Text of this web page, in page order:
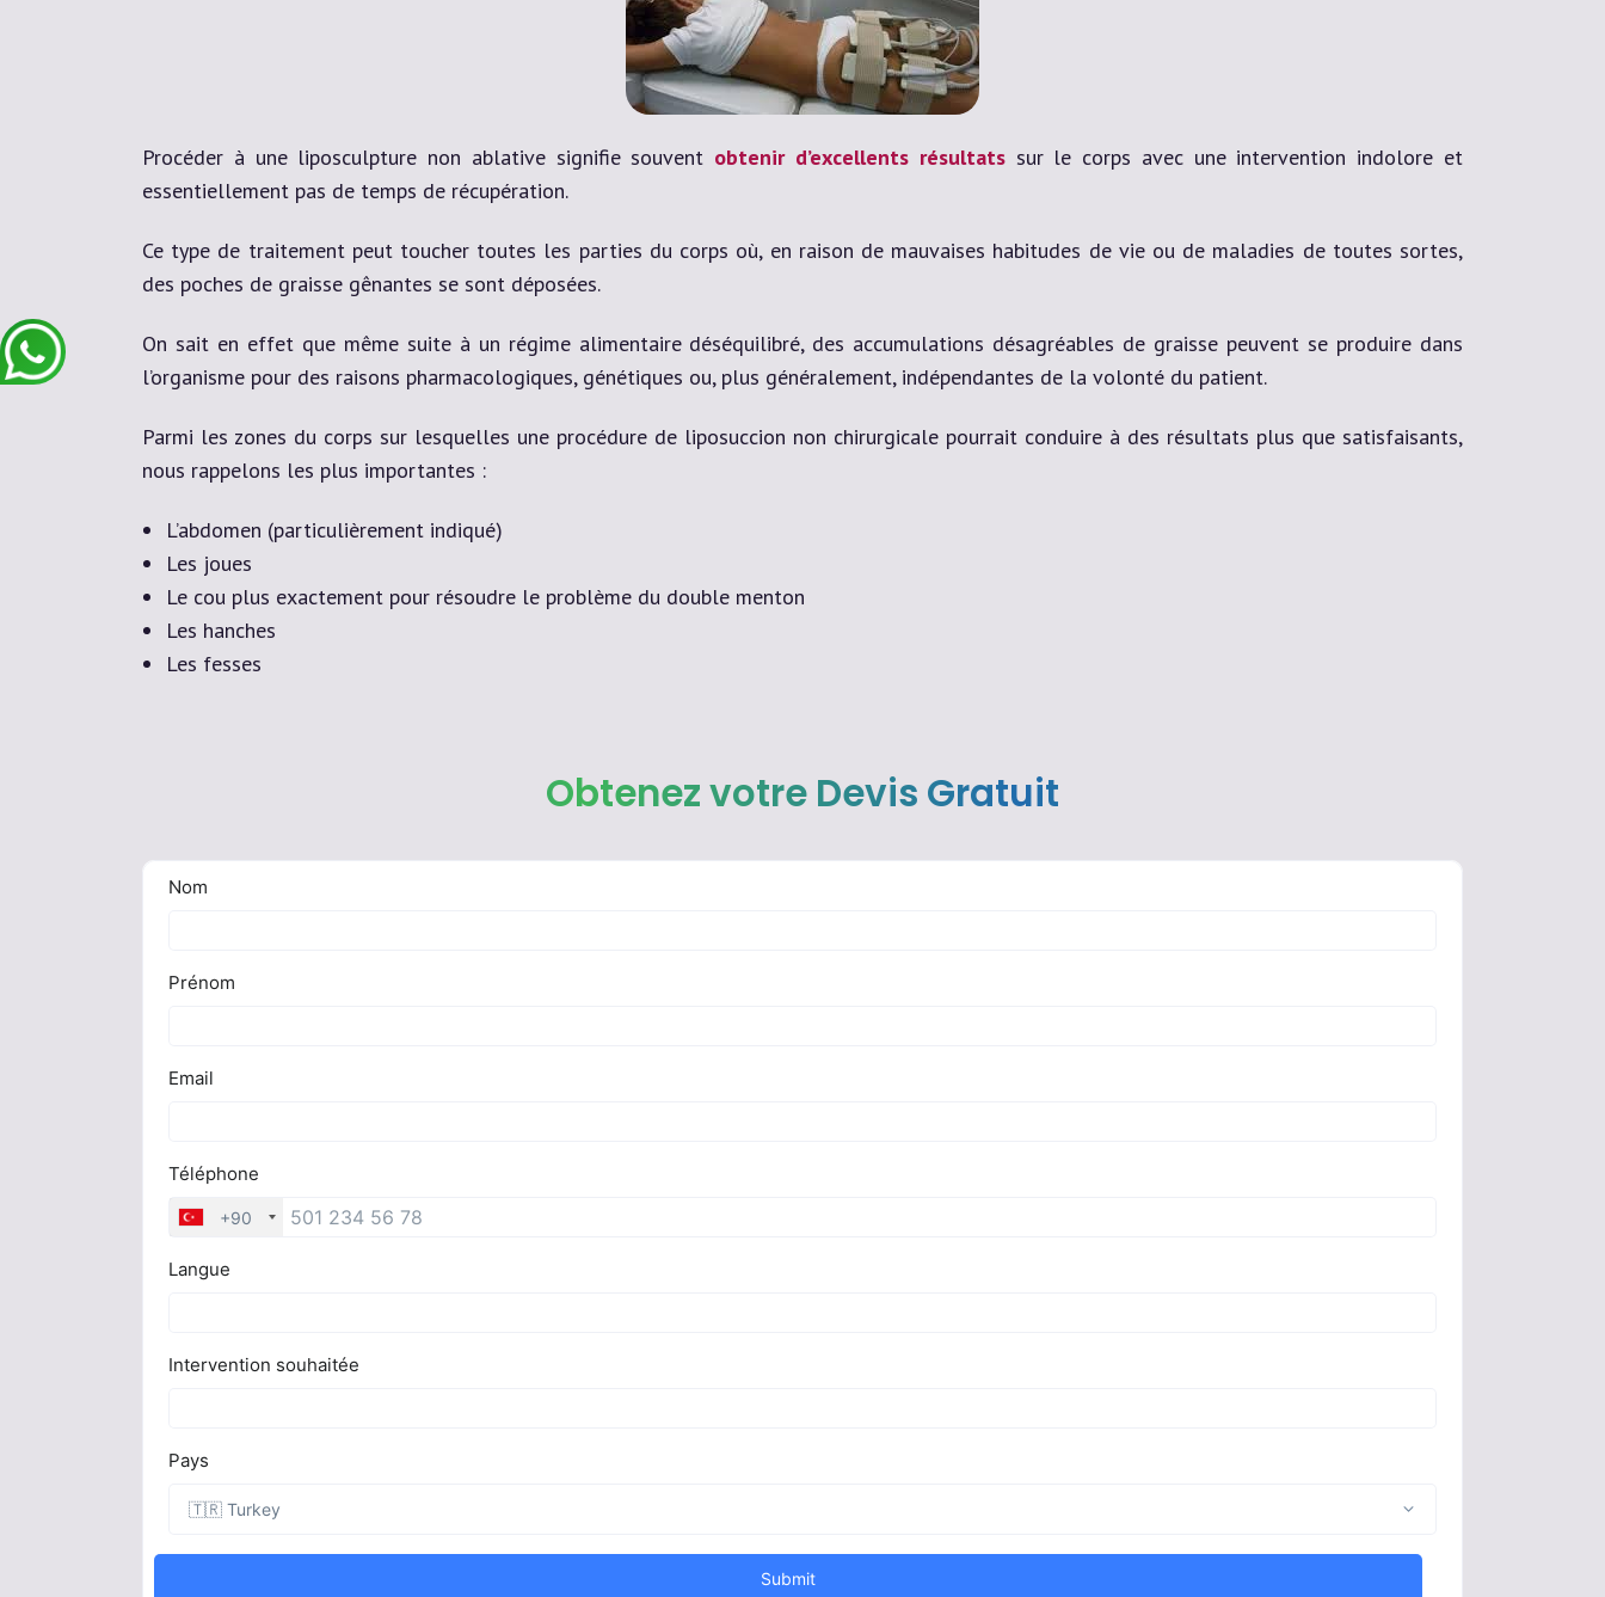
Procéder à une liposculpture non ablative signifie souvent obtenir d’excellents résultatssur le corps avec une intervention indolore et
essentiellement pas de temps de récupération.
Ce type de traitement peut toucher toutes les parties du corps où, en raison de mauvaises habitudes de vie ou de maladies de toutes sortes,
des poches de graisse gênantes se sont déposées.
On sait en effet que même suite à un régime alimentaire déséquilibré, des accumulations désagréables de graisse peuvent se produire dans
l’organisme pour des raisons pharmacologiques, génétiques ou, plus généralement, indépendantes de la volonté du patient.
Parmi les zones du corps sur lesquelles une procédure de liposuccion non chirurgicale pourrait conduire à des résultats plus que satisfaisants,
nous rappelons les plus importantes :
L’abdomen (particulièrement indiqué)
Les joues
Le cou plus exactement pour résoudre le problème du double menton
Les hanches
Les fesses
Obtenez votre Devis Gratuit